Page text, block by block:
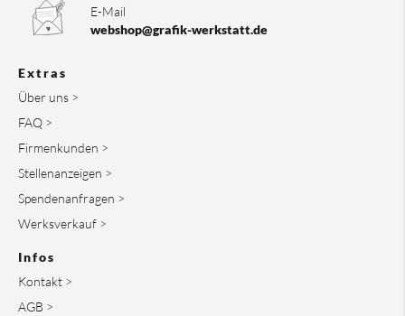
E-Mail
webshop@grafik-werkstatt.de
Extras
Über uns >
FAQ >
Firmenkunden >
Stellenanzeigen >
Spendenanfragen >
Werksverkauf >
Infos
Kontakt >
AGB >